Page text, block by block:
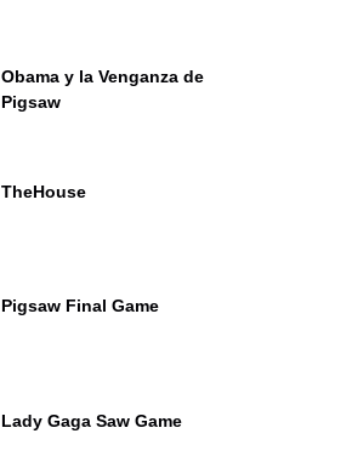
Obama y la Venganza de
Pigsaw
TheHouse
Pigsaw Final Game
Lady Gaga Saw Game